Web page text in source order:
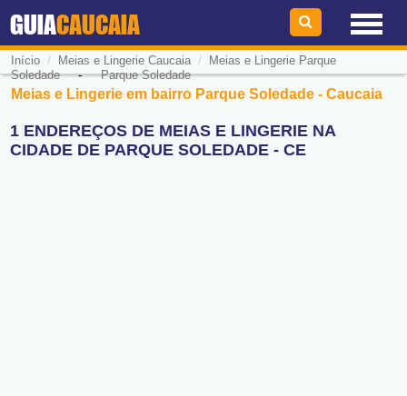
GUIACAUCAIA
Início / Meias e Lingerie Caucaia/
Meias e Lingerie Parque
Soledade-Parque Soledade
Meias e Lingerie em bairro Parque Soledade - Caucaia
1 ENDEREÇOS DE MEIAS E LINGERIE NA
CIDADE DE PARQUE SOLEDADE - CE